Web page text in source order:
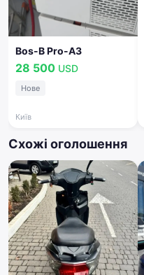
Bos-B Pro-A3
28 500 USD
Нове
Київ
Схожі оголошення